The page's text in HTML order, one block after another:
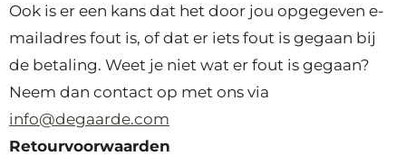
Ook is er een kans dat het door jou opgegeven e-
mailadres fout is, of dat er iets fout is gegaan bij
de betaling. Weet je niet wat er fout is gegaan?
Neem dan contact op met ons via
info@degaarde.com
Retourvoorwaarden